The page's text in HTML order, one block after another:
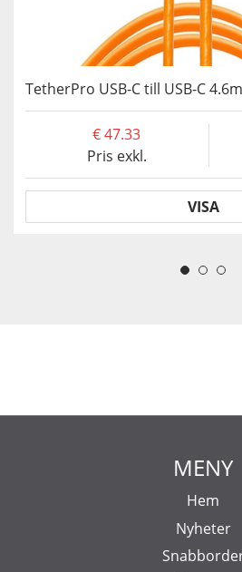
TetherPro USB-C till USB-C
Pris exkl.
47.33
VISA
MENY
Hem
Nyheter